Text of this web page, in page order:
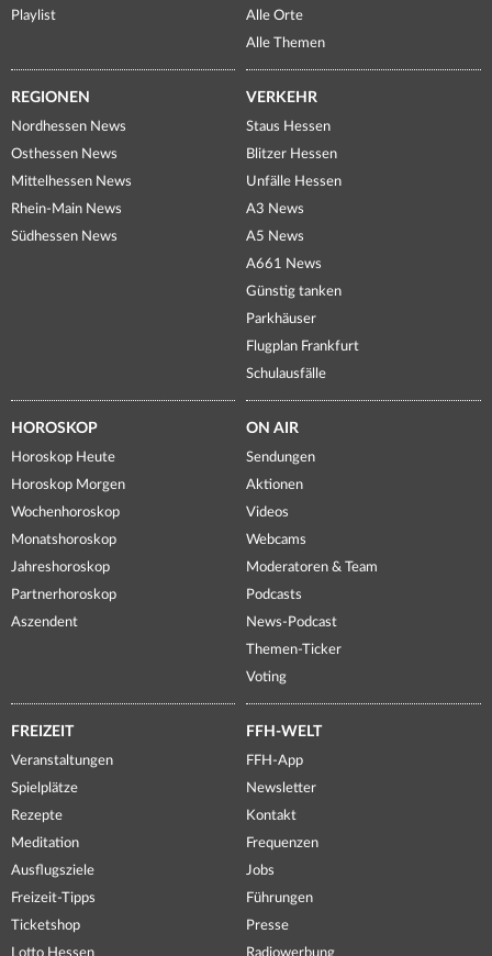
Playlist
Alle Orte
Alle Themen
REGIONEN
Nordhessen News
Osthessen News
Mittelhessen News
Rhein-Main News
Südhessen News
VERKEHR
Staus Hessen
Blitzer Hessen
Unfälle Hessen
A3 News
A5 News
A661 News
Günstig tanken
Parkhäuser
Flugplan Frankfurt
Schulausfälle
HOROSKOP
Horoskop Heute
Horoskop Morgen
Wochenhoroskop
Monatshoroskop
Jahreshoroskop
Partnerhoroskop
Aszendent
ON AIR
Sendungen
Aktionen
Videos
Webcams
Moderatoren & Team
Podcasts
News-Podcast
Themen-Ticker
Voting
FREIZEIT
Veranstaltungen
Spielplätze
Rezepte
Meditation
Ausflugsziele
Freizeit-Tipps
Ticketshop
Lotto Hessen
FFH-WELT
FFH-App
Newsletter
Kontakt
Frequenzen
Jobs
Führungen
Presse
Radiowerbung